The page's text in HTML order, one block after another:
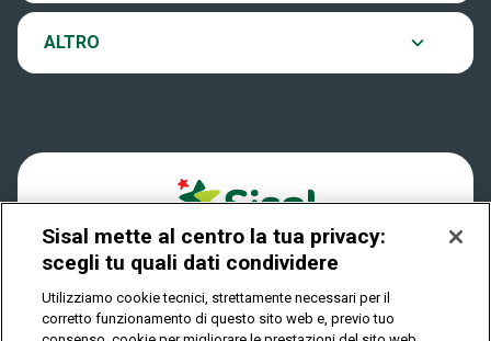
VinciCasa
Play Your Date
Verifica vincite
ALTRO
Notifiche
Privacy
Sisal mette al centro la tua privacy:
scegli tu quali dati condividere
Utilizziamo cookie tecnici, strettamente necessari per il
corretto funzionamento di questo sito web e, previo tuo